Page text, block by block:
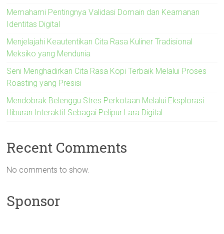
Memahami Pentingnya Validasi Domain dan Keamanan
Identitas Digital
Menjelajahi Keautentikan Cita Rasa Kuliner Tradisional
Meksiko yang Mendunia
Seni Menghadirkan Cita Rasa Kopi Terbaik Melalui Proses
Roasting yang Presisi
Mendobrak Belenggu Stres Perkotaan Melalui Eksplorasi
Hiburan Interaktif Sebagai Pelipur Lara Digital
Recent Comments
No comments to show.
Sponsor